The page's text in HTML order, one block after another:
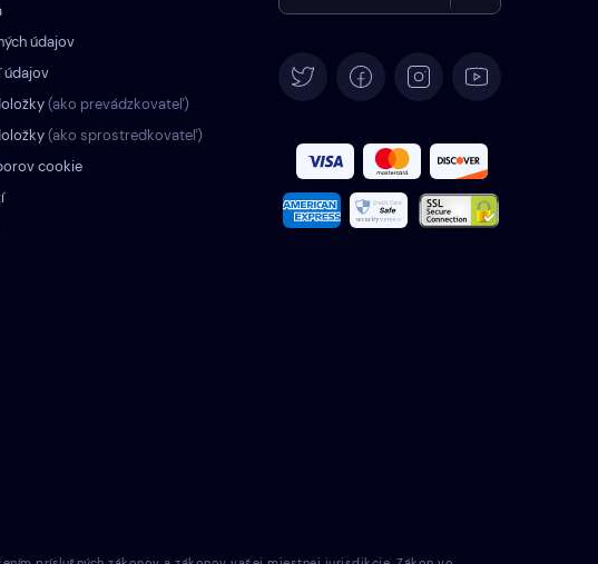
údajov
údajov
(ako prevádzkovateľ)
(ako sprostredkovateľ)
cookie
Español
Français